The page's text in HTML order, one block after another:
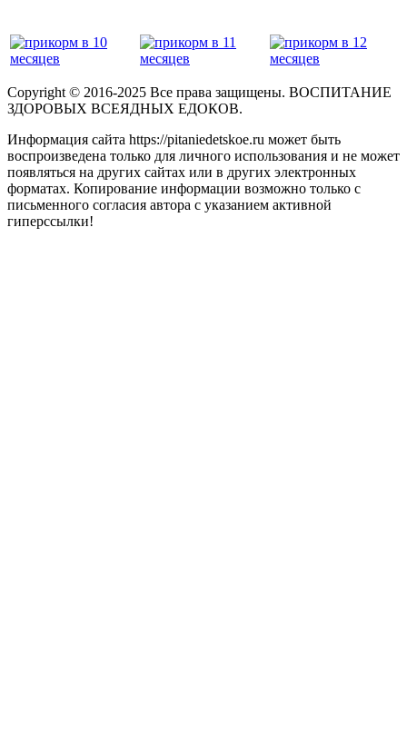
Copyright © 2016-2025 Все права защищены. ВОСПИТАНИЕ
ЗДОРОВЫХ ВСЕЯДНЫХ ЕДОКОВ.
Информация сайта https://pitaniedetskoe.ru может быть
воспроизведена только для личного использования и не может
появляться на других сайтах или в других электронных
форматах. Копирование информации возможно только с
письменного согласия автора с указанием активной
гиперссылки!